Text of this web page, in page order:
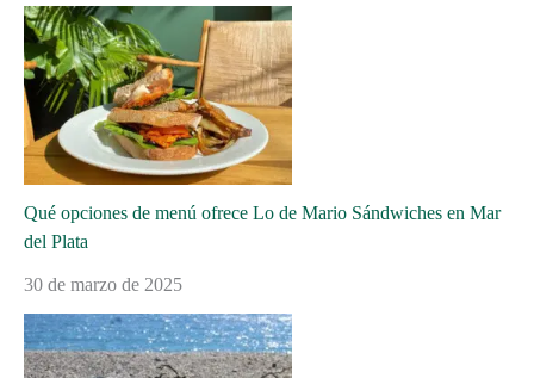
Qué opciones de menú ofrece Lo de Mario Sándwiches en Mar
del Plata
30 de marzo de 2025